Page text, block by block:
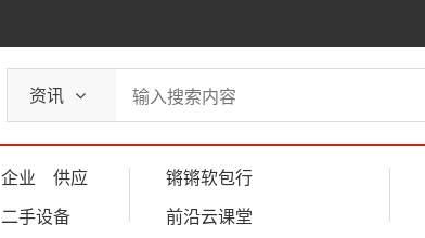
资讯
企业
供应
二手设备
锵锵软包行
前沿云课堂